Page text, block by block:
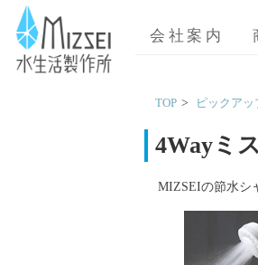
会社案内
TOP ピックアッ
4Wayミ
MIZSEIの節水シ